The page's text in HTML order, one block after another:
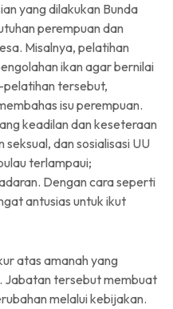
yang dilakukan Bunda
perempuan dan
Misalnya, pelatihan
ikan agar bernilai
pelatihan tersebut,
isu perempuan.
keadilan dan keseteraan
dan sosialisasi UU
terlampaui;
Dengan cara seperti
antusias untuk ikut
atas amanah yang
Jabatan tersebut membuat
melalui kebijakan.